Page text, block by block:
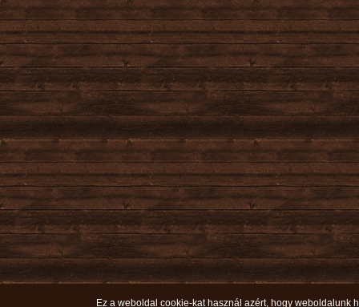
Ez a weboldal cookie-kat használ azért, hogy